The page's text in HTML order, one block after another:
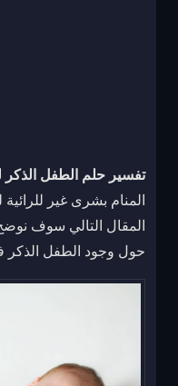
تفسير حلم الطفل الذكر
المنام بشرى غير
المقال التالي سوف
حول وجود الطفل الذكر